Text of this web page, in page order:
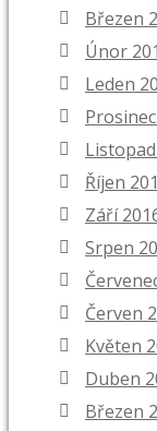
Březen
Únor
Leden
Říjen
Září
Srpen
Červen
Květen
Duben
Březen